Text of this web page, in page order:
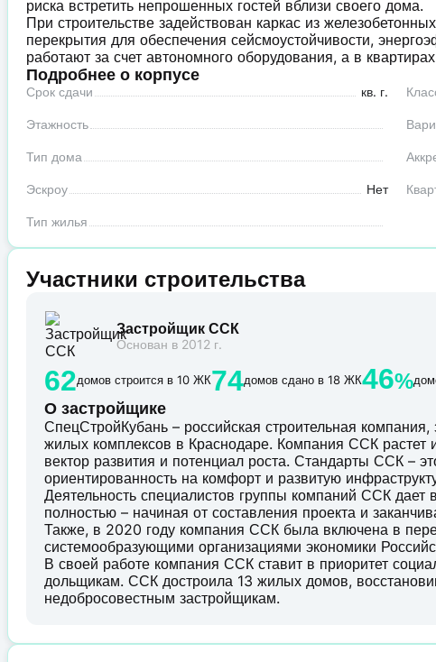
риска встретить непрошенных гостей вблизи своего дома.
При строительстве задействован каркас из
перекрытия для обеспечения сейсмоустойчивости,
работают за счет автономного оборудования, а в
Подробнее о корпусе
Срок сдачи кв. г.
Этажность
Тип дома
Эскроу Нет
Тип жилья
Участники строительства
Застройщик ССК
Основан в 2012 г.
62домов строится в 10 ЖК74домов сдано в 18 ЖК46%
О застройщике
СпецСтройКубань – российская строительная
жилых комплексов в Краснодаре. Компания ССК растет
вектор развития и потенциал роста. Стандарты ССК –
ориентированность на комфорт и развитую
Деятельность специалистов группы компаний ССК дает
полностью – начиная от составления проекта и
Также, в 2020 году компания ССК была включена в
системообразующими организациями экономики
В своей работе компания ССК ставит в приоритет
дольщикам. ССК достроила 13 жилых домов,
недобросовестным застройщикам.